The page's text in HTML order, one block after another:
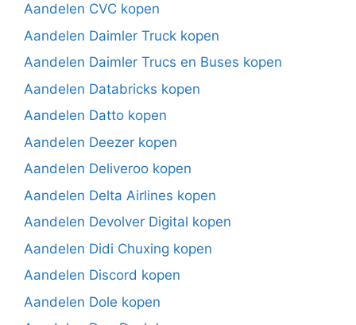
Aandelen CVC kopen
Aandelen Daimler Truck kopen
Aandelen Daimler Trucs en Buses kopen
Aandelen Databricks kopen
Aandelen Datto kopen
Aandelen Deezer kopen
Aandelen Deliveroo kopen
Aandelen Delta Airlines kopen
Aandelen Devolver Digital kopen
Aandelen Didi Chuxing kopen
Aandelen Discord kopen
Aandelen Dole kopen